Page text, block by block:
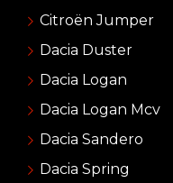
Citroën Jumper
Dacia Duster
Dacia Logan
Dacia Logan Mcv
Dacia Sandero
Dacia Spring